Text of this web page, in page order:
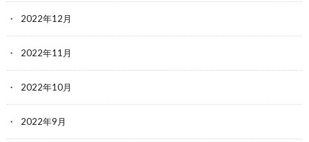
2022年12月
2022年11月
2022年10月
2022年9月